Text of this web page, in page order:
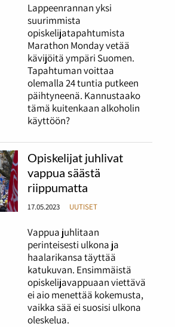
Lappeenrannan yksi
suurimmista
opiskelijatapahtumista
Marathon Monday vetää
kävijöitä ympäri Suomen.
Tapahtuman voittaa
olemalla 24 tuntia putkeen
päihtyneenä. Kannustaako
tämä kuitenkaan alkoholin
käyttöön?
Opiskelijat juhlivat
vappua säästä
riippumatta
17.05.2023 UUTISET
Vappua juhlitaan
perinteisesti ulkona ja
haalarikansa täyttää
katukuvan. Ensimmäistä
opiskelijavappuaan viettävä
ei aio menettää kokemusta,
vaikka sää ei suosisi ulkona
oleskelua.